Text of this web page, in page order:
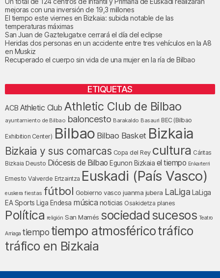
mejoras con una inversión de 19,3 millones
El tiempo este viernes en Bizkaia: subida notable de las
temperaturas máximas
San Juan de Gaztelugatxe cerrará el día del eclipse
Heridas dos personas en un accidente entre tres vehículos en la A8
en Muskiz
Recuperado el cuerpo sin vida de una mujer en la ría de Bilbao
ETIQUETAS
ACB Athletic Club Athletic Club de Bilbao
ayuntamiento de Bilbao baloncesto Barakaldo Basauri BEC (Bilbao
Exhibition Center) Bilbao Bilbao Basket Bizkaia
Bizkaia y sus comarcas Copa del Rey cultura Cáritas
Bizkaia Deusto Diócesis de Bilbao Egunon Bizkaia el tiempo Enkarterri
Ernesto Valverde Ertzaintza Euskadi (País Vasco)
euskera fiestas fútbol Gobierno vasco juanma jubera LaLiga LaLiga
EA Sports
Liga Endesa música noticias Osakidetza planes
Política religión San Mamés sociedad sucesos Teatro
Arriaga tiempo tiempo atmosféricotráfico
tráfico en Bizkaia